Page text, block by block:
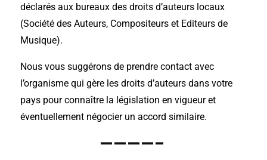
déclarés aux bureaux des droits d’auteurs locaux
(Société des Auteurs, Compositeurs et Editeurs de
Musique).
Nous vous suggérons de prendre contact avec
l’organisme qui gère les droits d’auteurs dans votre
pays pour connaître la législation en vigueur et
éventuellement négocier un accord similaire.
————–